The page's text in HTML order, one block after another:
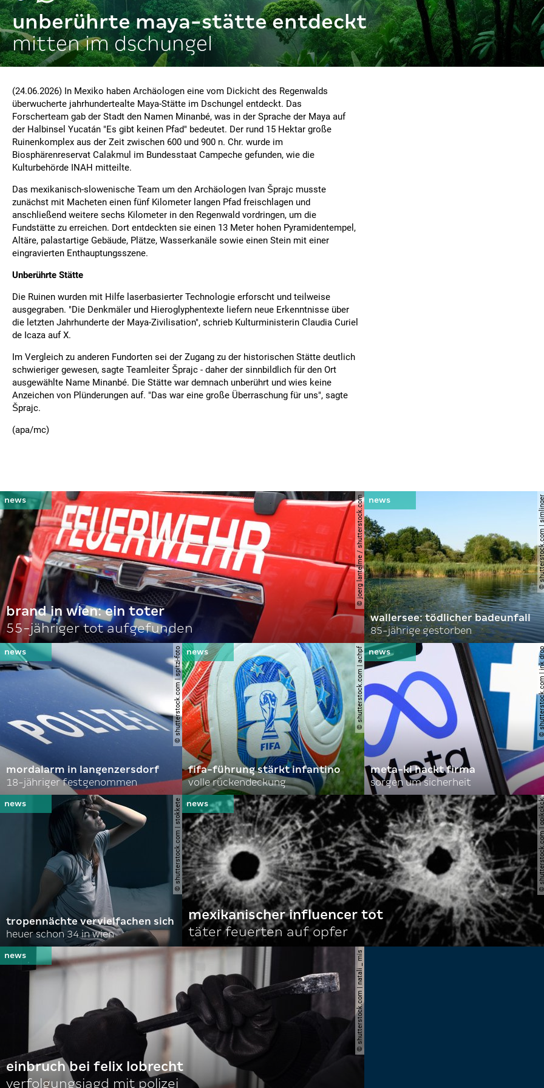
unberührte maya-stätte entdeckt
mitten im dschungel
(24.06.2026) In Mexiko haben Archäologen eine vom Dickicht des Regenwalds
überwucherte jahrhundertealte Maya-Stätte im Dschungel entdeckt. Das
Forscherteam gab der Stadt den Namen Minanbé, was in der Sprache der Maya auf
der Halbinsel Yucatán "Es gibt keinen Pfad" bedeutet. Der rund 15 Hektar große
Ruinenkomplex aus der Zeit zwischen 600 und 900 n. Chr. wurde im
Biosphärenreservat Calakmul im Bundesstaat Campeche gefunden, wie die
Kulturbehörde INAH mitteilte.
Das mexikanisch-slowenische Team um den Archäologen Ivan Šprajc musste
zunächst mit Macheten einen fünf Kilometer langen Pfad freischlagen und
anschließend weitere sechs Kilometer in den Regenwald vordringen, um die
Fundstätte zu erreichen. Dort entdeckten sie einen 13 Meter hohen Pyramidentempel,
Altäre, palastartige Gebäude, Plätze, Wasserkanäle sowie einen Stein mit einer
eingravierten Enthauptungsszene.
Unberührte Stätte
Die Ruinen wurden mit Hilfe laserbasierter Technologie erforscht und teilweise
ausgegraben. "Die Denkmäler und Hieroglyphentexte liefern neue Erkenntnisse über
die letzten Jahrhunderte der Maya-Zivilisation", schrieb Kulturministerin Claudia Curiel
de Icaza auf X.
Im Vergleich zu anderen Fundorten sei der Zugang zu der historischen Stätte deutlich
schwieriger gewesen, sagte Teamleiter Šprajc - daher der sinnbildlich für den Ort
ausgewählte Name Minanbé. Die Stätte war demnach unberührt und wies keine
Anzeichen von Plünderungen auf. "Das war eine große Überraschung für uns", sagte
Šprajc.
(apa/mc)
© joerg lantelme / shutterstock.com
brand in wien: ein toter
55-jähriger tot aufgefunden
©
wallersee: tödlicher badeunfall
85-jährige gestorben
© shutterstock.com | spitzi-foto
mordalarm in langenzersdorf
18-jähriger festgenommen
© shutterstock.com | achpf
fifa-führung stärkt infantino
volle rückendeckung
©
meta-ki hackt firma
sorgen um sicherheit
© shutterstock.com | stokkete
tropennächte vervielfachen sich
heuer schon 34 in wien
©
mexikanischer influencer tot
täter feuerten auf opfer
© shutterstock.com | natali _ mis
einbruch bei felix lobrecht
verfolgungsjagd mit polizei